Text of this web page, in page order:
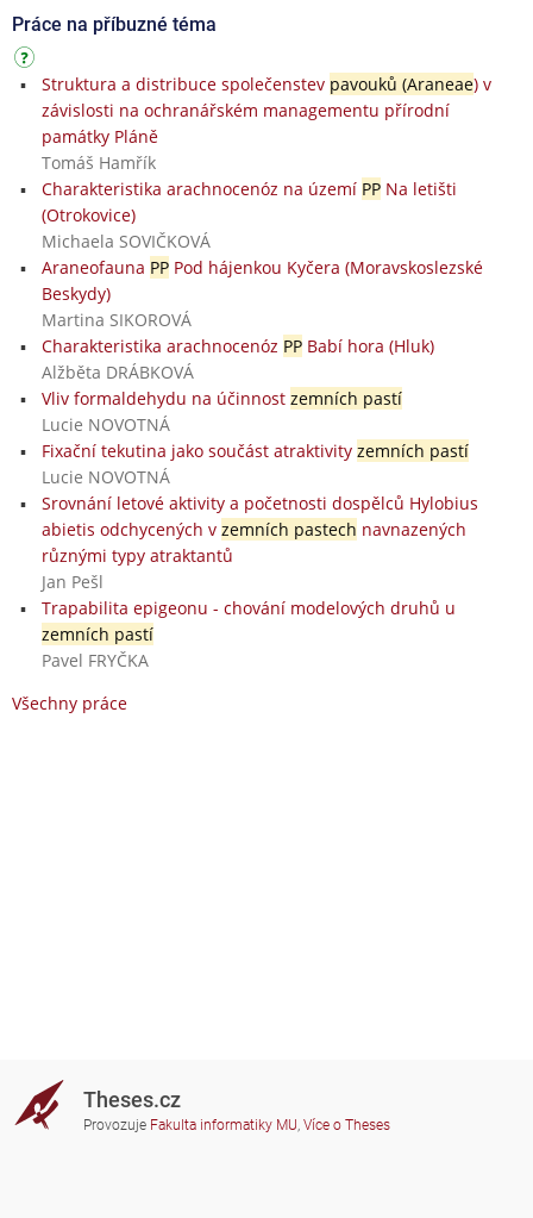
Práce na příbuzné téma
Struktura a distribuce společenstev pavouků (Araneae) v
závislosti na ochranářském managementu přírodní
památky Pláně
Tomáš Hamřík
Charakteristika arachnocenóz na území PPNa letišti
(Otrokovice)
Michaela SOVIČKOVÁ
Araneofauna PPPod hájenkou Kyčera (Moravskoslezské
Beskydy)
Martina SIKOROVÁ
Charakteristika arachnocenóz PPBabí hora (Hluk)
Alžběta DRÁBKOVÁ
Vliv formaldehydu na účinnost zemních pastí
Lucie NOVOTNÁ
Fixační tekutina jako součást atraktivity zemních pastí
Lucie NOVOTNÁ
Srovnání letové aktivity a početnosti dospělců Hylobius
abietis odchycených v zemních pastech navnazených
různými typy atraktantů
Jan Pešl
Trapabilita epigeonu - chování modelových druhů u
zemních pastí
Pavel FRYČKA
Všechny práce
Theses.cz
Provozuje Fakulta informatiky MU, Více o Theses